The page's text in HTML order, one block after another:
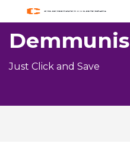
Demmunis
Just Click and Save